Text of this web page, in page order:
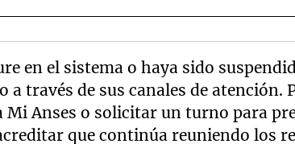
en el sistema o haya sido
través de sus canales de atención.
Mi Anses o solicitar un turno para
que continúa reuniendo los